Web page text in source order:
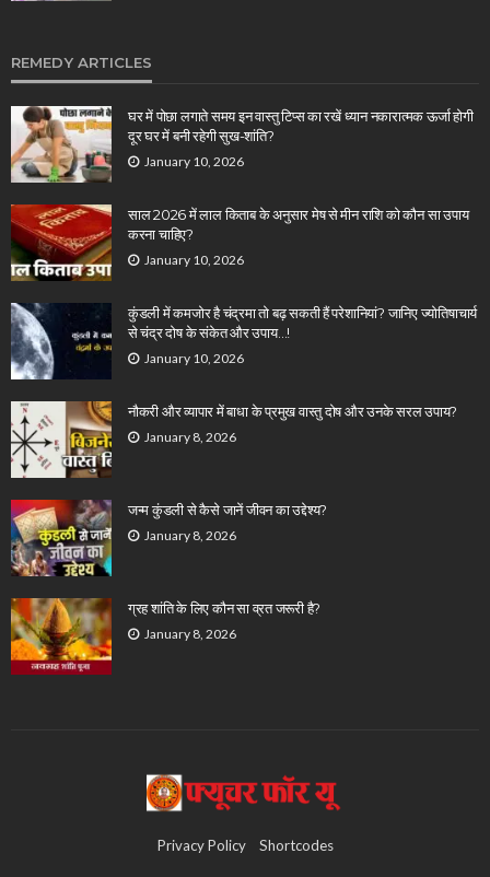
REMEDY ARTICLES
घर में पोछा लगाते समय इन वास्तु टिप्स का रखें ध्यान नकारात्मक ऊर्जा होगी
दूर घर में बनी रहेगी सुख-शांति?
January 10, 2026
साल 2026 में लाल किताब के अनुसार मेष से मीन राशि को कौन सा उपाय
करना चाहिए?
January 10, 2026
कुंडली में कमजोर है चंद्रमा तो बढ़ सकती हैं परेशानियां? जानिए ज्योतिषाचार्य
से चंद्र दोष के संकेत और उपाय…!
January 10, 2026
नौकरी और व्यापार में बाधा के प्रमुख वास्तु दोष और उनके सरल उपाय?
January 8, 2026
जन्म कुंडली से कैसे जानें जीवन का उद्देश्य?
January 8, 2026
ग्रह शांति के लिए कौन सा व्रत जरूरी है?
January 8, 2026
Privacy Policy Shortcodes